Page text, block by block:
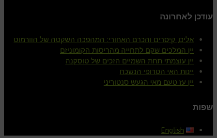
עודכן לאחרונה
אלים, קיסרים והכרם האחורי: המהפכה השקטה של הוורמוט
יין המלכים שקם לתחייה מהריסות הקומוניזם
יין עוצמתי תחת השמיים הזכים של טוסקנה
יינות האי הטרופי הנשכח
יין עז טעם מאי הגעש סנטוריני
שפות
English